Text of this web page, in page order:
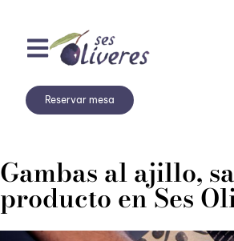
Reservar mesa
Gambas al ajillo,
producto en Ses